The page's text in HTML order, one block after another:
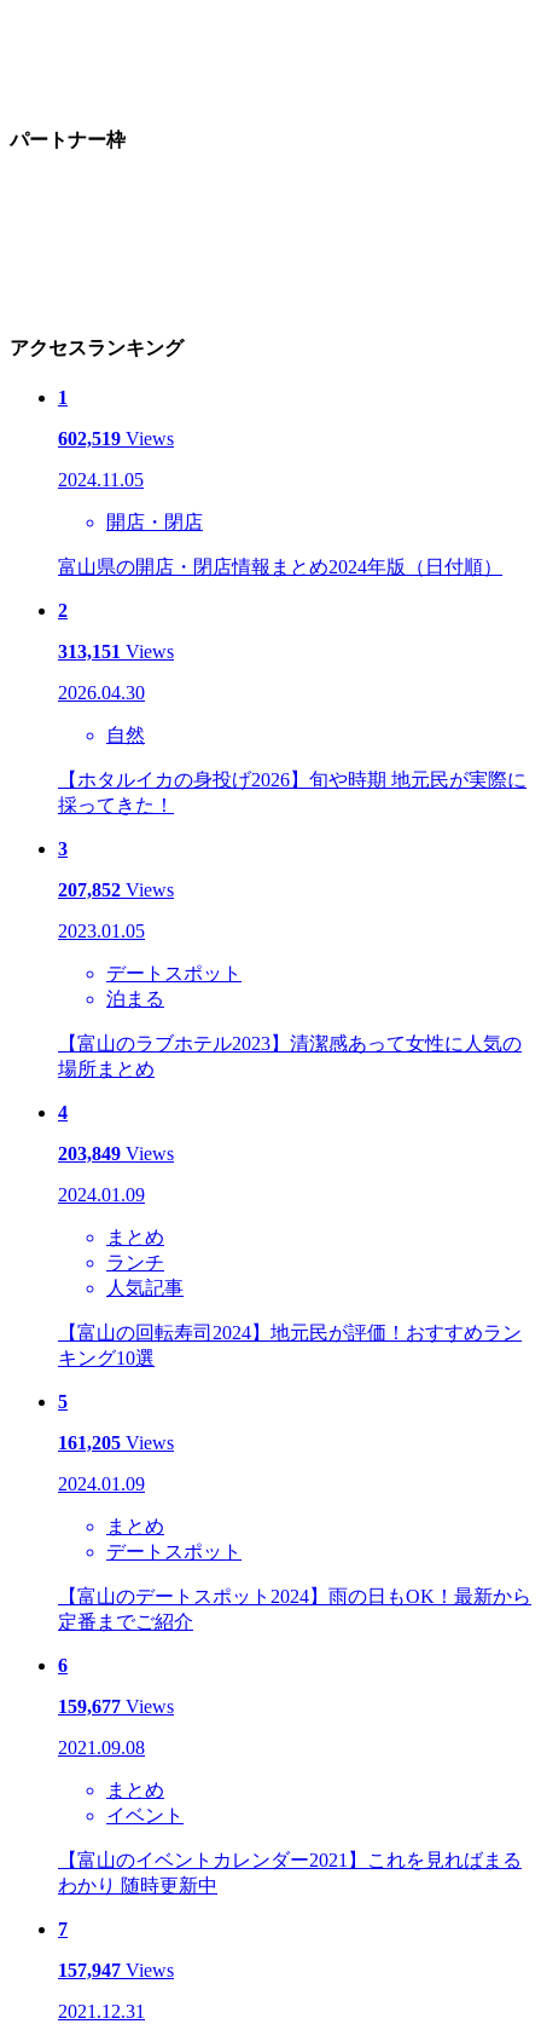
パートナー枠
アクセスランキング
1
602,519 Views
2024.11.05
開店・閉店
富山県の開店・閉店情報まとめ2024年版（日付順）
2
313,151 Views
2026.04.30
自然
【ホタルイカの身投げ2026】旬や時期 地元民が実際に
採ってきた！
3
207,852 Views
2023.01.05
デートスポット
泊まる
【富山のラブホテル2023】清潔感あって女性に人気の
場所まとめ
4
203,849 Views
2024.01.09
まとめ
ランチ
人気記事
【富山の回転寿司2024】地元民が評価！おすすめラン
キング10選
5
161,205 Views
2024.01.09
まとめ
デートスポット
【富山のデートスポット2024】雨の日もOK！最新から
定番までご紹介
6
159,677 Views
2021.09.08
まとめ
イベント
【富山のイベントカレンダー2021】これを見ればまる
わかり 随時更新中
7
157,947 Views
2021.12.31